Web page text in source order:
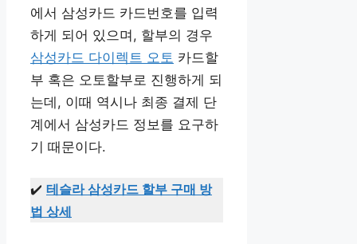
에서 삼성카드 카드번호를 입력
하게 되어 있으며, 할부의 경우
삼성카드 다이렉트 오토 카드할
부 혹은 오토할부로 진행하게 되
는데, 이때 역시나 최종 결제 단
계에서 삼성카드 정보를 요구하
기 때문이다.
✔️ 테슬라 삼성카드 할부 구매 방
법 상세